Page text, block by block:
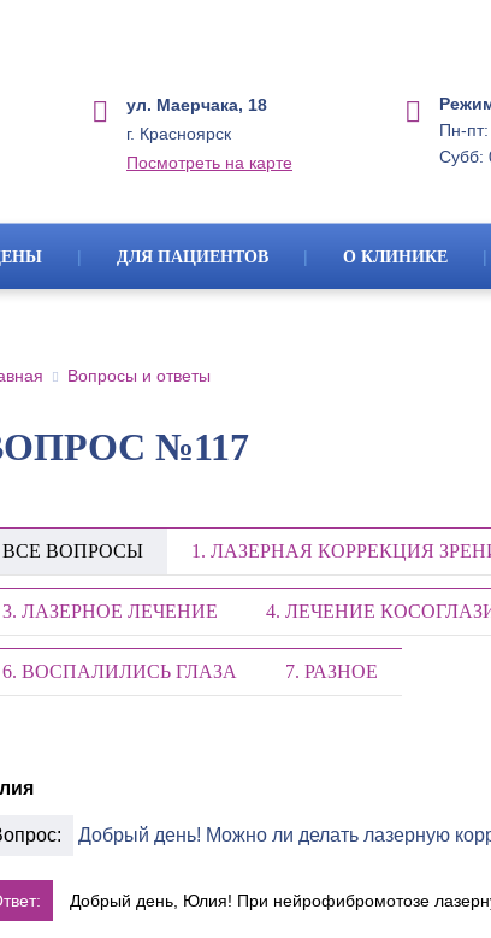
Пн-
Субб:
ул. Маерчака, 18
г. Красноярск
Посмотреть на карте
| ДЛЯ ПАЦИЕНТОВ | О КЛИНИКЕ |
Вопросы и ответы
№117
ВСЕ ВОПРОСЫ 1. ЛАЗЕРНАЯ КОРРЕКЦИЯ
3. ЛАЗЕРНОЕ ЛЕЧЕНИЕ 4. ЛЕЧЕНИЕ
6. ВОСПАЛИЛИСЬ ГЛАЗА 7. РАЗНОЕ
Добрый день! Можно ли делать лазерную
Добрый день, Юлия! При нейрофибромотозе